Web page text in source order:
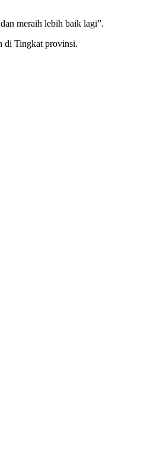
meraih lebih baik lagi”.
di Tingkat provinsi.